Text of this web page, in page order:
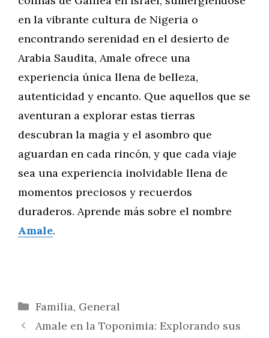
en la vibrante cultura de Nigeria o
encontrando serenidad en el desierto de
Arabia Saudita, Amale ofrece una
experiencia única llena de belleza,
autenticidad y encanto. Que aquellos que se
aventuran a explorar estas tierras
descubran la magia y el asombro que
aguardan en cada rincón, y que cada viaje
sea una experiencia inolvidable llena de
momentos preciosos y recuerdos
duraderos. Aprende más sobre el nombre
Amale.
Categorías
Familia, General
Amale en la Toponimia: Explorando sus